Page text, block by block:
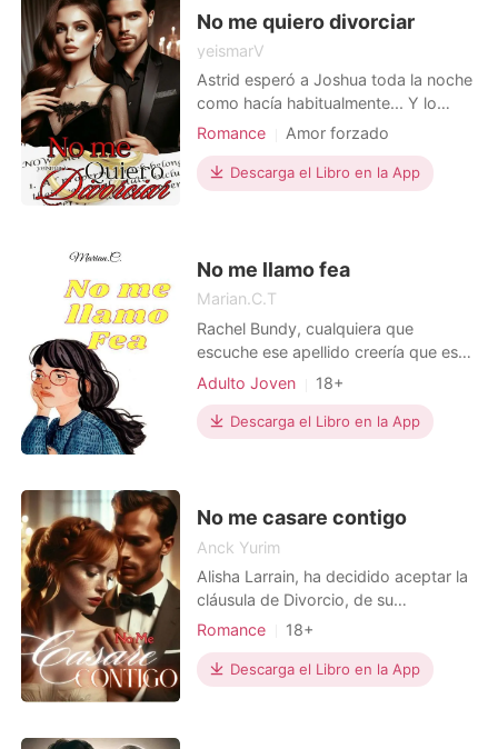
boda de V
No me quiero divorciar
yeismarV
Astrid esperó a Joshua toda la noche
como hacía habitualmente... Y lo
primero que recibió, en lugar de un
divorcio. –¿por qué?– fueron sus
únicas palabras al ver el acuerdo.
seguir este ma
Romance
Amor forzado
Triángulo amoroso
CEO
Hermoso
Madre soltera
Arrogante/Dominante
Descarga el Libro en la App
No me llamo fea
Marian.C.T
Rachel Bundy, cualquiera que
escuche ese apellido creería que es
pariente de aquel asesino serial de los
parentesco, Rachel es una
adolescente normal de 18 años a
la chica, su vida social
Adulto Joven 18+
Descarga el Libro en la App
No me casare contigo
Anck Yurim
Alisha Larrain, ha decidido aceptar la
cláusula de Divorcio, de su
matrimonio por contrato de tres años
Müller el excéntrico Heredero del
conglomerado farmacéutico más
Romance
18+
Matromonio arreglado
Divorcio
Descarga el Libro en la App